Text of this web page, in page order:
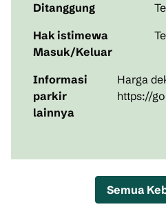
Ditanggung
Hak istimewa
Masuk/Keluar
Informasi
parkir
lainnya
Harga
https://
Semua